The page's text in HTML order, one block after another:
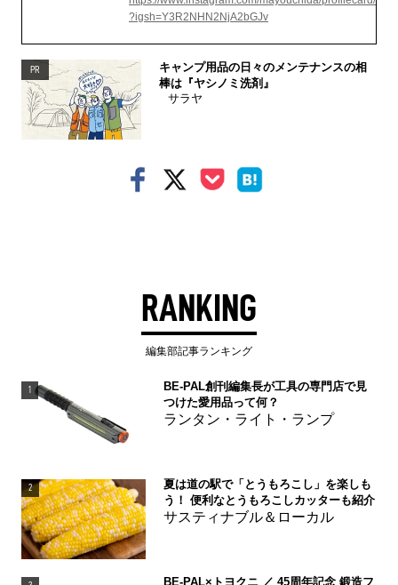
?igsh=Y3R2NHN2NjA2bGJv
PR
キャンプ用品の日々のメンテナンスの相
棒は『ヤシノミ洗剤』
サラヤ
RANKING
編集部記事ランキング
1
BE-PAL創刊編集長が工具の専門店で見
つけた愛用品って何？
ランタン・ライト・ランプ
2
夏は道の駅で「とうもろこし」を楽しも
う！ 便利なとうもろこしカッターも紹介
サスティナブル＆ローカル
BE-PAL×トヨクニ ／ 45周年記念 鍛造フ